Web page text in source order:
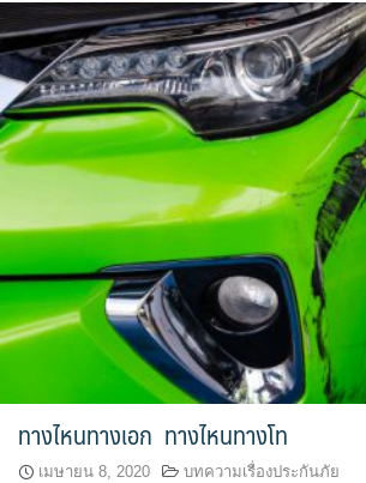
ทางไหนทางเอก ทางไหนทางโท
เมษายน 8, 2020 บทความเรื่องประกันภัย